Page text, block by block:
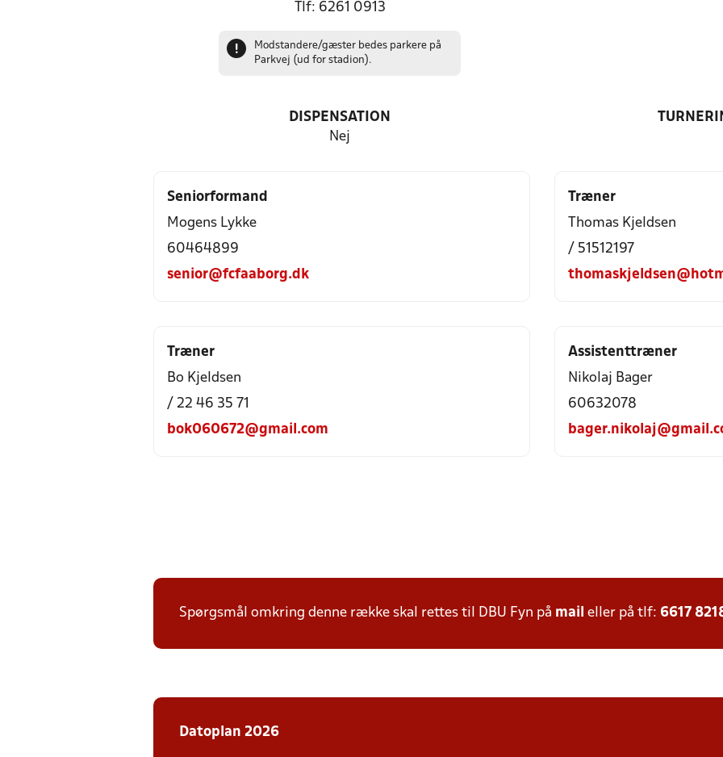
Tlf: 6261 0913
!
Modstandere/gæster bedes parkere på
Parkvej (ud for stadion).
DISPENSATION
Nej
Seniorformand
Mogens Lykke
60464899
senior@fcfaaborg.dk
Træner
Thomas Kjeldsen
/ 51512197
Træner
Bo Kjeldsen
/ 22 46 35 71
bok060672@gmail.com
Assistenttræner
Nikolaj Bager
60632078
Spørgsmål omkring denne række skal rettes til DBU Fyn på mail eller på tlf: 6617
Datoplan 2026